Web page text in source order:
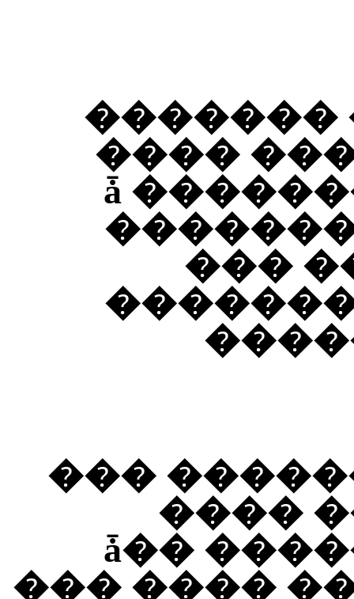
���
��� ����� ������ǡ ���
���������ɡ
�����
���
���� ������ ����� ��ǡ
�����